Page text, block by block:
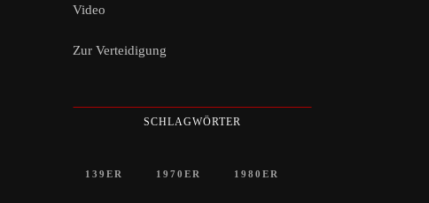
Video
Zur Verteidigung
SCHLAGWÖRTER
139ER 1970ER 1980ER